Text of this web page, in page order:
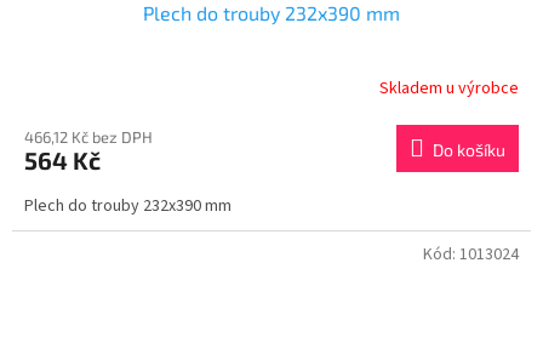
R
M
A
Plech do trouby 232x390 mm
Skladem u výrobce
466,12 Kč bez DPH
564 Kč Do košíku
Plech do trouby 232x390 mm
Kód: 1013024